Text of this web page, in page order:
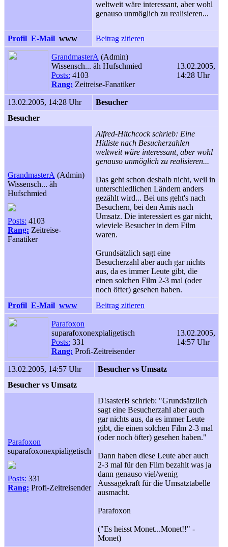
weltweit wäre interessant, aber wohl
genauso unmöglich zu realisieren...
Profil E-Mail www Beitrag zitieren
GrandmasterA (Admin)
Wissensch... äh Hufschmied
Posts: 4103
Rang: Zeitreise-Fanatiker
13.02.2005,
14:28 Uhr
13.02.2005, 14:28 Uhr
Besucher
Besucher
GrandmasterA (Admin)
Wissensch... äh
Hufschmied
Posts: 4103
Rang: Zeitreise-
Fanatiker
Alfred-Hitchcock schrieb: Eine
Hitliste nach Besucherzahlen
weltweit wäre interessant, aber wohl
genauso unmöglich zu realisieren...
Das geht schon deshalb nicht, weil in
unterschiedlichen Ländern anders
gezählt wird... Bei uns geht's nach
Besuchern, bei den Amis nach
Umsatz. Die interessiert es gar nicht,
wieviele Besucher in dem Film
waren.
Grundsätzlich sagt eine
Besucherzahl aber auch gar nichts
aus, da es immer Leute gibt, die
einen solchen Film 2-3 mal (oder
noch öfter) gesehen haben.
Profil E-Mail www Beitrag zitieren
Parafoxon
suparafoxonexpialigetisch
Posts: 331
Rang: Profi-Zeitreisender
13.02.2005,
14:57 Uhr
13.02.2005, 14:57 Uhr
Besucher vs Umsatz
Besucher vs Umsatz
Parafoxon
suparafoxonexpialigetisch
Posts: 331
Rang: Profi-Zeitreisender
D!sasterB schrieb: "Grundsätzlich
sagt eine Besucherzahl aber auch
gar nichts aus, da es immer Leute
gibt, die einen solchen Film 2-3 mal
(oder noch öfter) gesehen haben."
Dann haben diese Leute aber auch
2-3 mal für den Film bezahlt was ja
dann genauso viel/wenig
Aussagekraft für die Umsatztabelle
ausmacht.
Parafoxon
("Es heisst Monet...Monet!!" -
Monet)